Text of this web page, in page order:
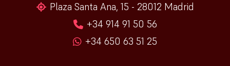
Plaza Santa Ana, 15 - 28012 Madrid
+34 914 91 50 56
+34 650 63 51 25